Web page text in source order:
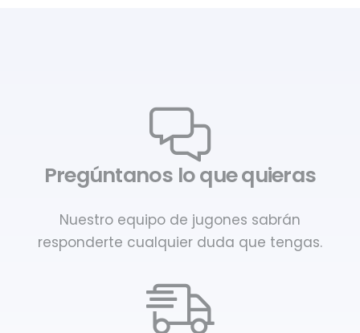
Pregúntanos lo que quieras
Nuestro equipo de jugones sabrán
responderte cualquier duda que tengas.